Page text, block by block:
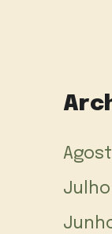
Julho